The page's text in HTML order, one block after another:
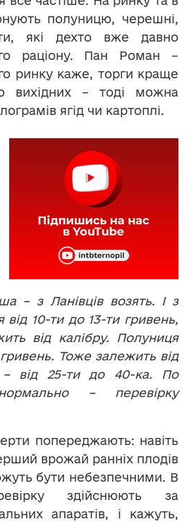
полуницю, черешні,
які дехто вже давно
раціону. Пан Роман –
ринку каже, торги краще
вихідних – тоді можна
ягід чи картоплі.
– з Ланівців возять. І з
від 10-ти до 13-ти гривень,
від калібру. Полуниця
Тоже залежить від
– від 25-ти до 40-ка. По
– перевірку
попереджають: навіть
врожай ранніх плодів
бути небезпечними. В
здійснюють за
апаратів, і кажуть,